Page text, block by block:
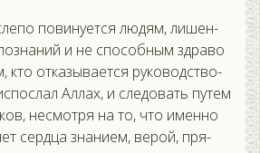
по­вину­ет­ся лю­дям, ли­шен­
и не спо­соб­ным здра­во
кто от­ка­зыва­ет­ся ру­ководс­тво­
Ал­лах, и сле­довать пу­тем
нес­мотря на то, что имен­но
сер­дца зна­ни­ем, ве­рой, пря­